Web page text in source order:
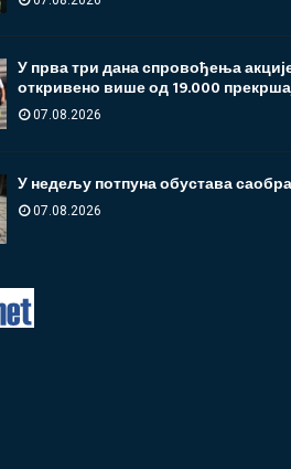
У прва три дана спровођења
откривено више од 19.000
07.08.2026
У недељу потпуна обустава
07.08.2026